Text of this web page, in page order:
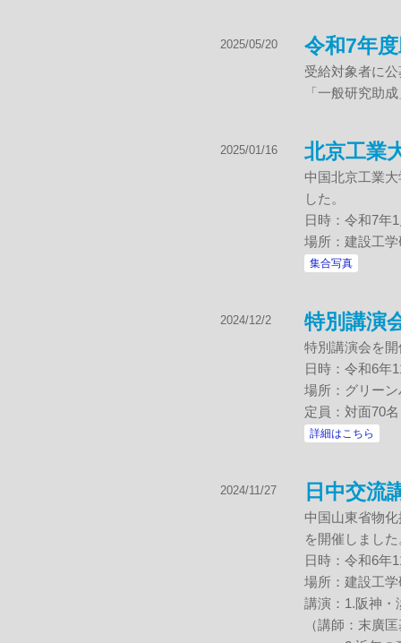
2025/05/20 令和7年
受給対象者に
「一般研究助
2025/01/16 北京工業
中国北京工業
した。
日時：令和7年
場所：建設工
集合写真
2024/12/2 特別講演
特別講演会を
日時：令和6年
場所：グリー
定員：対面70
詳細はこちら
2024/11/27 日中交流
中国山東省物
を開催しました
日時：令和6年
場所：建設工
講演：1.阪神・
（講師：末廣